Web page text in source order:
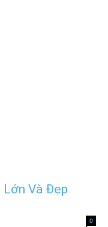
Lớn Và Đẹp
0